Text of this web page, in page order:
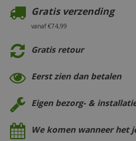
Gratis verzending
vanaf €74,99
Gratis retour
Eerst zien dan betalen
Eigen bezorg- &
We komen wanneer het